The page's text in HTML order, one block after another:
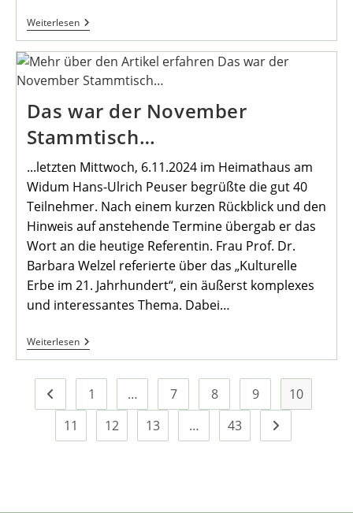
WeiterlesenLaternenumzug
Zu
Martin
Am
10.11.2024
Das war der November
Stammtisch…
...letzten Mittwoch, 6.11.2024 im Heimathaus am
Widum Hans-Ulrich Peuser begrüßte die gut 40
Teilnehmer. Nach einem kurzen Rückblick und den
Hinweis auf anstehende Termine übergab er das
Wort an die heutige Referentin. Frau Prof. Dr.
Barbara Welzel referierte über das „Kulturelle
Erbe im 21. Jahrhundert“, ein äußerst komplexes
und interessantes Thema. Dabei…
WeiterlesenDas
War
November
Stammtisch…
Zur vorherigen Seite
1 … 7 8 9
10
11
12 13 … 43 Zur nächsten